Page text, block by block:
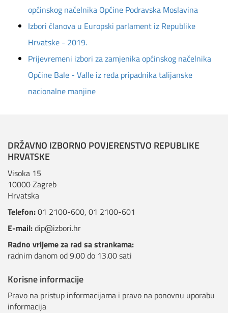
općinskog načelnika Općine Podravska Moslavina
Izbori članova u Europski parlament iz Republike
Hrvatske - 2019.
Prijevremeni izbori za zamjenika općinskog načelnika
Općine Bale - Valle iz reda pripadnika talijanske
nacionalne manjine
DRŽAVNO IZBORNO POVJERENSTVO REPUBLIKE
HRVATSKE
Visoka 15
10000 Zagreb
Hrvatska
Telefon:01 2100-600, 01 2100-601
E-mail:dip@izbori.hr
Radno vrijeme za rad sa strankama:
radnim danom od 9.00 do 13.00 sati
Korisne informacije
Pravo na pristup informacijama i pravo na ponovnu uporabu
informacija